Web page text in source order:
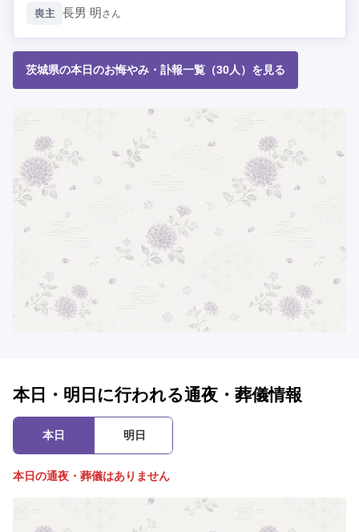
喪主 長男 明 さん
茨城県の本日のお悔やみ・訃報一覧（30人）を見る
本日・明日に行われる通夜・葬儀情報
本日 明日
本日の通夜・葬儀はありません